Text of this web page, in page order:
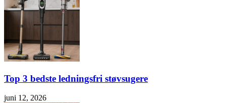
Top 3 bedste ledningsfri støvsugere
juni 12, 2026